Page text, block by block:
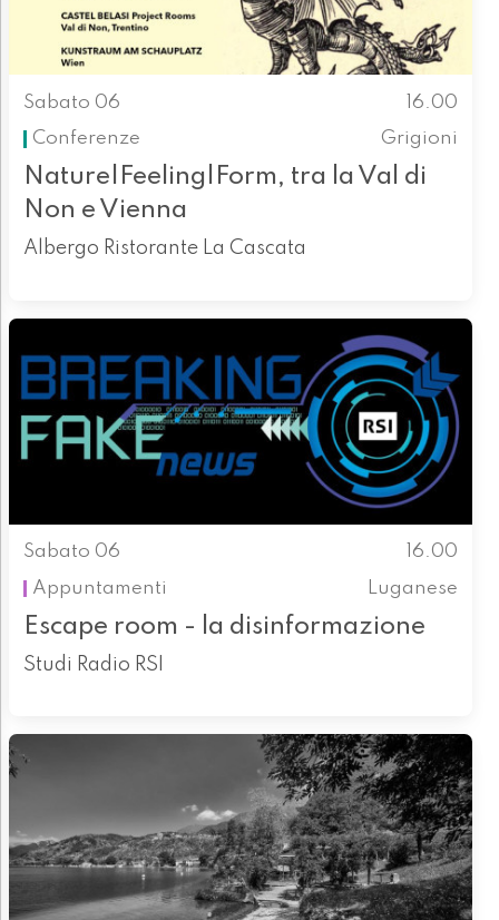
Sabato 06
16.00
Conferenze
Grigioni
Nature|Feeling|Form, tra la Val di
Non e Vienna
Albergo Ristorante La Cascata
Sabato 06
16.00
Appuntamenti
Luganese
Escape room - la disinformazione
Studi Radio RSI